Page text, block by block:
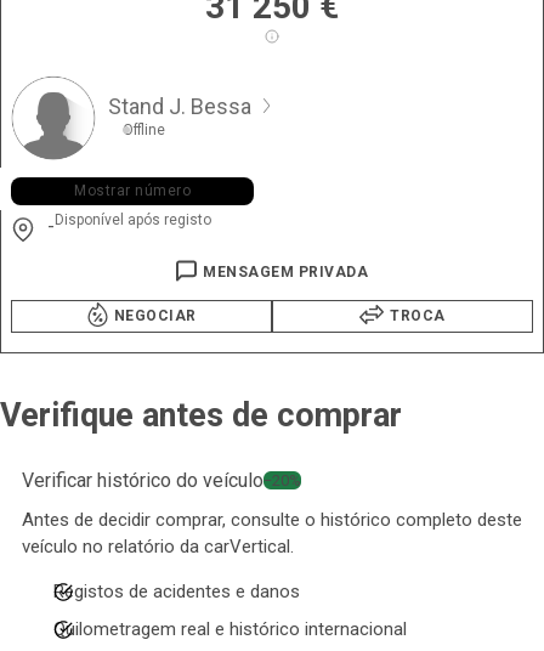
Stand J. Bessa
Offline
+351 936 ••• •28
Mostrar número
Disponível após registo
-
MENSAGEM PRIVADA
NEGOCIAR TROCA
Verifique antes de comprar
Verificar histórico do veículo−20%
Antes de decidir comprar, consulte o histórico completo deste
veículo no relatório da carVertical.
Registos de acidentes e danos
Quilometragem real e histórico internacional